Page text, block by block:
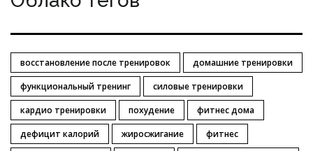
восстановление после тренировок
домашние тренировки
функциональный тренинг
силовые тренировки
кардио тренировки
похудение
фитнес дома
дефицит калорий
жиросжигание
фитнес